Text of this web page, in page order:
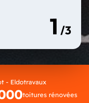
- Eldotravaux
toitures rénovées